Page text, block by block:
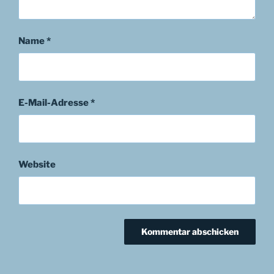
Name*
E-Mail-Adresse*
Website